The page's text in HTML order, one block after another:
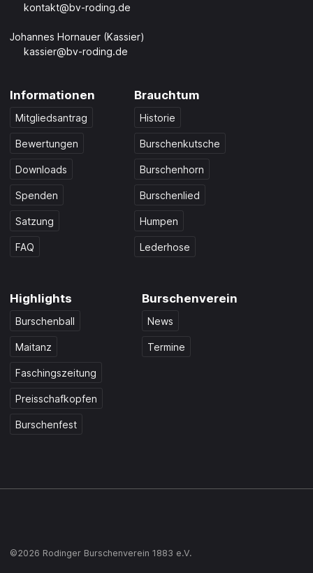
kontakt@bv-roding.de
Johannes Hornauer (Kassier)
kassier@bv-roding.de
Informationen
Mitgliedsantrag
Bewertungen
Downloads
Spenden
Satzung
FAQ
Brauchtum
Historie
Burschenkutsche
Burschenhorn
Burschenlied
Humpen
Lederhose
Highlights
Burschenball
Maitanz
Faschingszeitung
Preisschafkopfen
Burschenfest
Burschenverein
News
Termine
©2026 Rodinger Burschenverein 1883 e.V.